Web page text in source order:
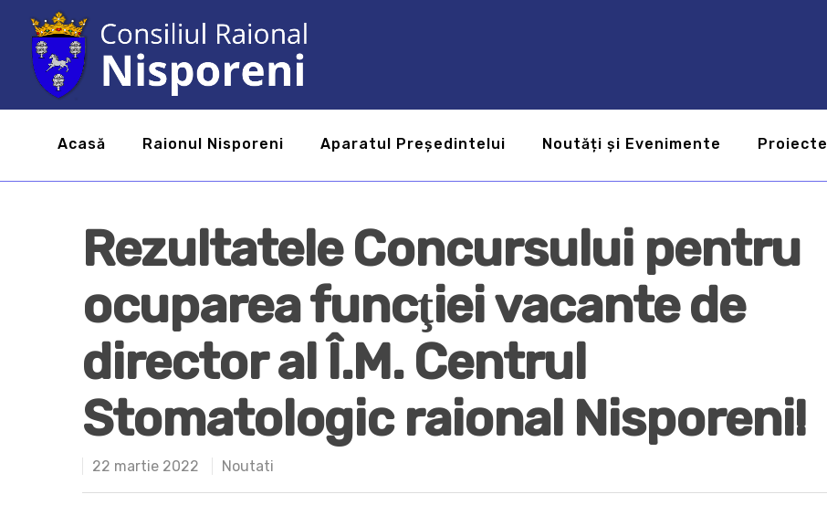
Acasă Raionul Nisporeni Aparatul Președintelui Noutăți și Evenimente Proiecte
Rezultatele Concursului pentru
ocuparea funcţiei vacante de
director al Î.M. Centrul
Stomatologic raional Nisporeni!
22 martie 2022 Noutati